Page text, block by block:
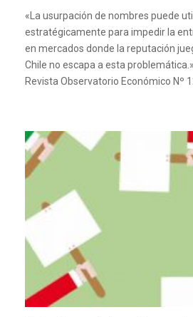
«La usurpación de nombres puede
estratégicamente para impedir la
en mercados donde la reputación
Chile no escapa a esta
Revista Observatorio Económico Nº